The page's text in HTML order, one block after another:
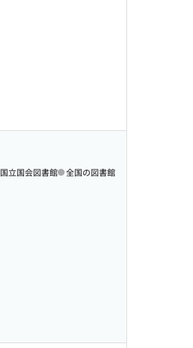
国立国会図書館 全国の図書館